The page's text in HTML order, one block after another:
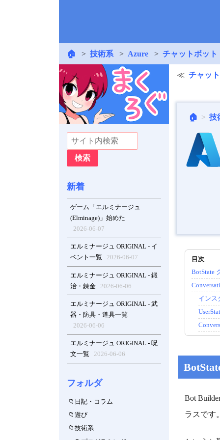
🏠 技術系 Azure チャットボット
新着
ゲーム「エルミナージュ
(Elminage)」始めた
2026-06-07
エルミナージュ ORIGINAL - イ
ベント一覧
2026-06-07
エルミナージュ ORIGINAL - 鍛
治・錬金
2026-06-06
エルミナージュ ORIGINAL - 武
器・防具・道具一覧
2026-06-06
エルミナージュ ORIGINAL - 呪
文一覧
2026-06-06
フォルダ
日記・コラム
遊び
技術系
チャッ
🏠 技
BotState
インス
Bot
ラスです